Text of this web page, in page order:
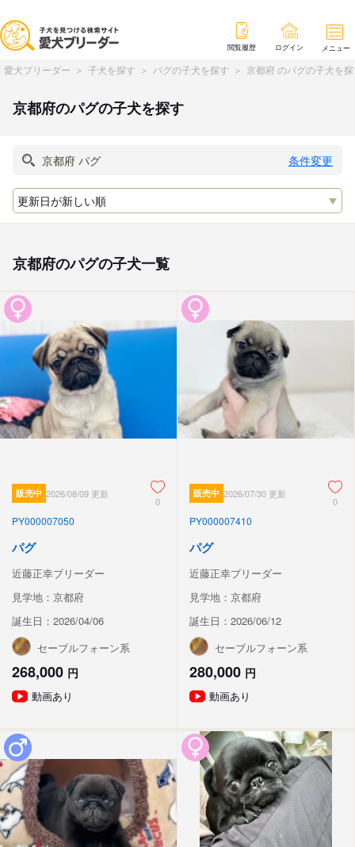
閲覧履歴 ログイン メニュー
愛犬ブリーダー 子犬を探す パグの子犬を探す 京都府 のパグの子犬を
京都府のパグの子犬を探す
条件変更
京都府のパグの子犬一覧
販売中 2026/08/09 更新
0
PY000007050
パグ
近藤正幸ブリーダー
見学地：京都府
誕生日：2026/04/06
セーブルフォーン系
268,000 円
動画あり
販売中 2026/07/30 更新
0
PY000007410
パグ
近藤正幸ブリーダー
見学地：京都府
誕生日：2026/06/12
セーブルフォーン系
280,000 円
動画あり